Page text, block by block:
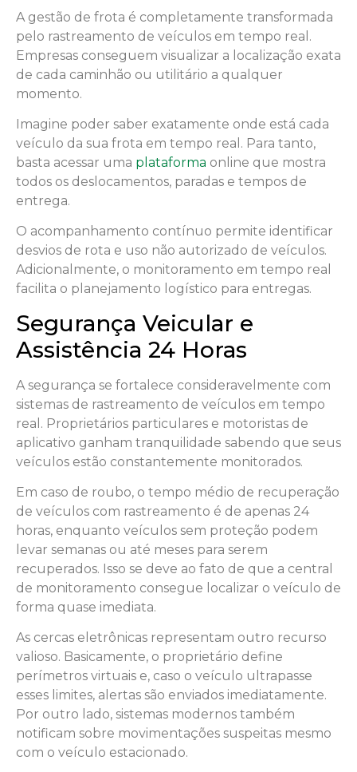
A gestão de frota é completamente transformada
pelo rastreamento de veículos em tempo real.
Empresas conseguem visualizar a localização exata
de cada caminhão ou utilitário a qualquer
momento.
Imagine poder saber exatamente onde está cada
veículo da sua frota em tempo real. Para tanto,
basta acessar uma plataforma online que mostra
todos os deslocamentos, paradas e tempos de
entrega.
O acompanhamento contínuo permite identificar
desvios de rota e uso não autorizado de veículos.
Adicionalmente, o monitoramento em tempo real
facilita o planejamento logístico para entregas.
Segurança Veicular e
Assistência 24 Horas
A segurança se fortalece consideravelmente com
sistemas de rastreamento de veículos em tempo
real. Proprietários particulares e motoristas de
aplicativo ganham tranquilidade sabendo que seus
veículos estão constantemente monitorados.
Em caso de roubo, o tempo médio de recuperação
de veículos com rastreamento é de apenas 24
horas, enquanto veículos sem proteção podem
levar semanas ou até meses para serem
recuperados. Isso se deve ao fato de que a central
de monitoramento consegue localizar o veículo de
forma quase imediata.
As cercas eletrônicas representam outro recurso
valioso. Basicamente, o proprietário define
perímetros virtuais e, caso o veículo ultrapasse
esses limites, alertas são enviados imediatamente.
Por outro lado, sistemas modernos também
notificam sobre movimentações suspeitas mesmo
com o veículo estacionado.